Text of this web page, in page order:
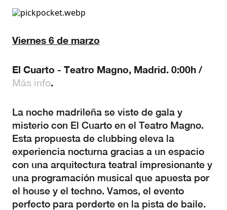
Viernes 6 de marzo
El Cuarto - Teatro Magno, Madrid. 0:00h /
Más info.
La noche madrileña se viste de gala y
misterio con El Cuarto en el Teatro Magno.
Esta propuesta de clubbing eleva la
experiencia nocturna gracias a un espacio
con una arquitectura teatral impresionante y
una programación musical que apuesta por
el house y el techno. Vamos, el evento
perfecto para perderte en la pista de baile.